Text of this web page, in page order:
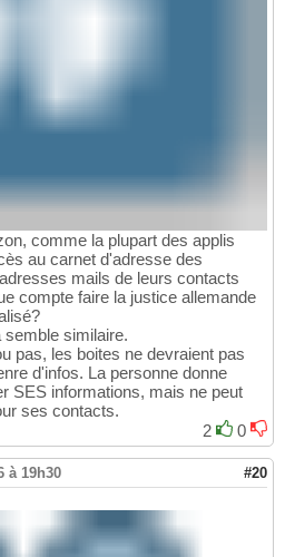
comme la plupart des applis
au carnet d'adresse des
mails de leurs contacts
compte faire la justice allemande
similaire.
pas, les boites ne devraient pas
d'infos. La personne donne
SES informations, mais ne peut
ses contacts.
2
0
à 19h30 #20